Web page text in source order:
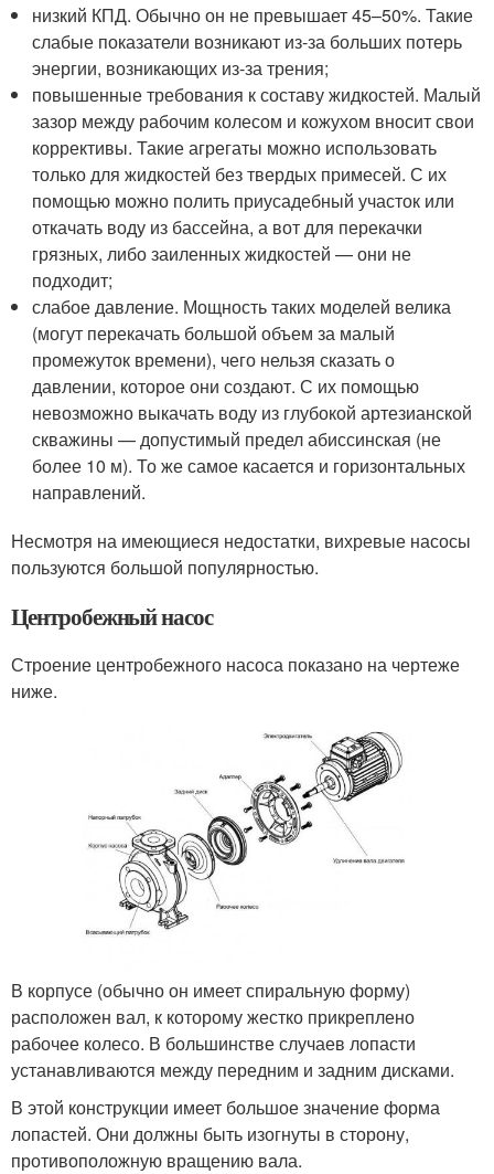
низкий КПД. Обычно он не превышает 45–50%. Такие
слабые показатели возникают из-за больших потерь
энергии, возникающих из-за трения;
повышенные требования к составу жидкостей. Малый
зазор между рабочим колесом и кожухом вносит свои
коррективы. Такие агрегаты можно использовать
только для жидкостей без твердых примесей. С их
помощью можно полить приусадебный участок или
откачать воду из бассейна, а вот для перекачки
грязных, либо заиленных жидкостей — они не
подходит;
слабое давление. Мощность таких моделей велика
(могут перекачать большой объем за малый
промежуток времени), чего нельзя сказать о
давлении, которое они создают. С их помощью
невозможно выкачать воду из глубокой артезианской
скважины — допустимый предел абиссинская (не
более 10 м). То же самое касается и горизонтальных
направлений.
Несмотря на имеющиеся недостатки, вихревые насосы
пользуются большой популярностью.
Центробежный насос
Строение центробежного насоса показано на чертеже
ниже.
В корпусе (обычно он имеет спиральную форму)
расположен вал, к которому жестко прикреплено
рабочее колесо. В большинстве случаев лопасти
устанавливаются между передним и задним дисками.
В этой конструкции имеет большое значение форма
лопастей. Они должны быть изогнуты в сторону,
противоположную вращению вала.